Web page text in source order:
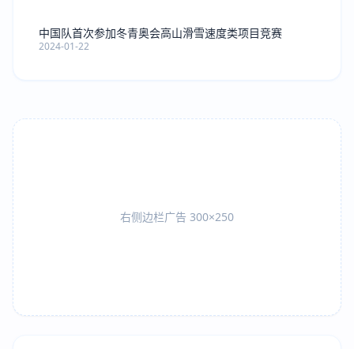
中国队首次参加冬青奥会高山滑雪速度类项目竞赛
2024-01-22
右侧边栏广告 300×250